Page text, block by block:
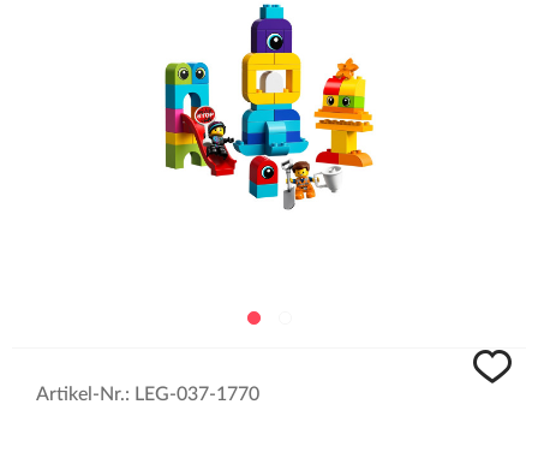
Artikel-Nr.: LEG-037-1770